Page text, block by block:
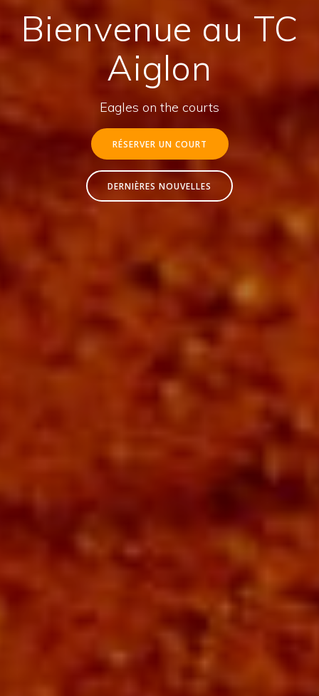
Bienvenue au TC
Aiglon
Eagles on the courts
RÉSERVER UN COURT
DERNIÈRES NOUVELLES